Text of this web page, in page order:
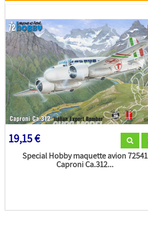
19,15 €
Special Hobby maquette avion 72541
Caproni Ca.312...